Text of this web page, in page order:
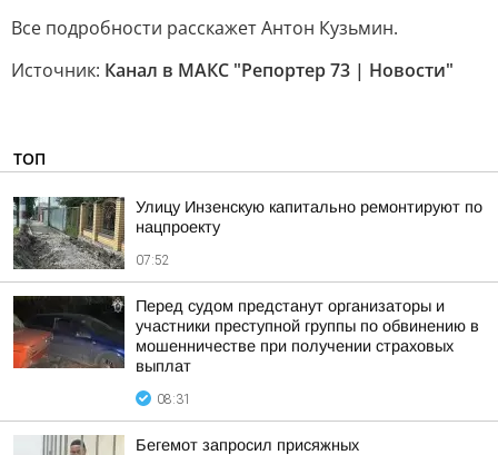
Все подробности расскажет Антон Кузьмин.
Источник: Канал в МАКС "Репортер 73 | Новости"
ТОП
Улицу Инзенскую капитально ремонтируют по
нацпроекту
07:52
Перед судом предстанут организаторы и
участники преступной группы по обвинению в
мошенничестве при получении страховых
выплат
08:31
Бегемот запросил присяжных